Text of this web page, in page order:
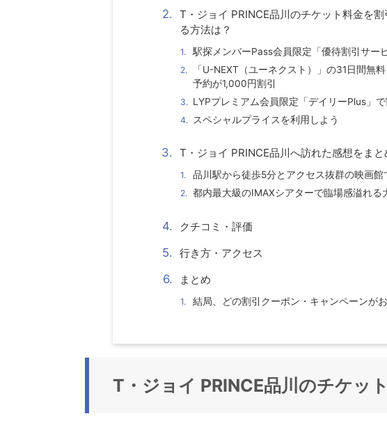
T・ジョイ PRINCE品川のチケット料金を
る方法は？
駅探メンバーPass会員限定「優待割引サー
「U-NEXT（ユーネクスト）」の31日間無
予約が1,000円割引
LYPプレミアム会員限定「デイリーPlus」
スペシャルプライスを利用しよう
T・ジョイ PRINCE品川へ訪れた感想をまと
品川駅から徒歩5分とアクセス抜群の映画館
都内最大級のIMAXシアターで臨場感溢れる
クチコミ・評価
行き方・アクセス
まとめ
結局、どの割引クーポン・キャンペーンが
T・ジョイ PRINCE品川のチケッ